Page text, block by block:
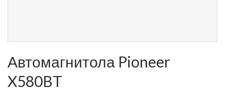
Автомагнитола Pioneer
X580BT